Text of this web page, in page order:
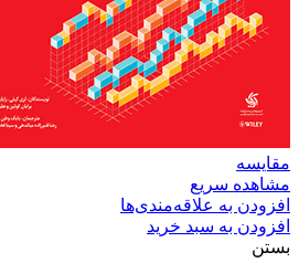
مقایسه
مشاهده سریع
افزودن به علاقه‌مندی‌ها
افزودن به سبد خرید
بستن